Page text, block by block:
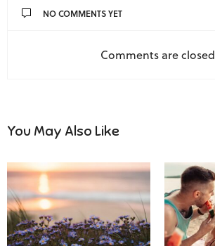
NO COMMENTS YET
Comments are closed
You May Also Like